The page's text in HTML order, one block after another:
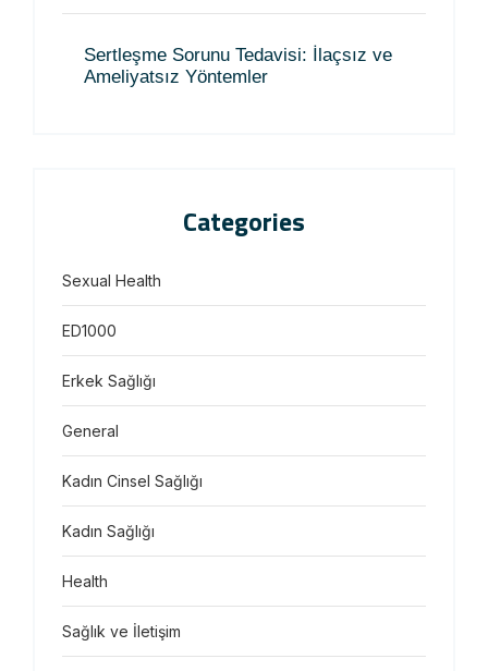
Sertleşme Sorunu Tedavisi: İlaçsız ve
Ameliyatsız Yöntemler
Categories
Sexual Health
ED1000
Erkek Sağlığı
General
Kadın Cinsel Sağlığı
Kadın Sağlığı
Health
Sağlık ve İletişim